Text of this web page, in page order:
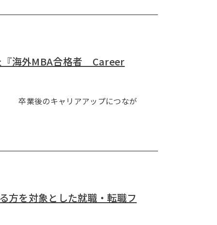
『海外MBA合格者 Career
後のキャリアアップにつなが
方を対象とした就職・転職フ